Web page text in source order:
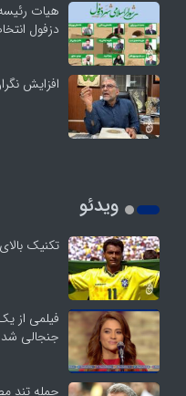
هیات
دزفول
افزایش
ویدئو
تکنیک بالای
فیلمی از
جنجالی شد
حمله تند